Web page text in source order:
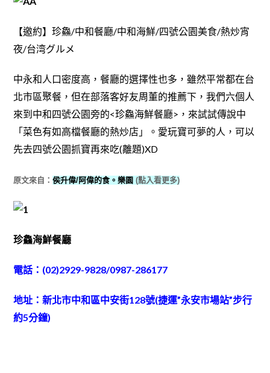
【邀約】珍鱻/中和餐廳/中和海鮮/四號公園美食/熱炒宵
夜/台湾グルメ
中永和人口密度高，餐廳的選擇性也多，雖然平常都在台
北市區聚餐，但在部落客好友周董的推薦下，我們六個人
來到中和四號公園旁的<珍鱻海鮮餐廳>，來試試傳說中
「菜色有如高檔餐廳的熱炒店」。愛玩寶可夢的人，可以
先去四號公園抓寶再來吃(離題)XD
原文來自： 侯升偉/阿偉的食。樂園 (點入看更多)
珍鱻海鮮餐廳
電話：(02)2929-9828/0987-286177
地址：新北市中和區中安街128號(捷運”永安市場站”步行
約5分鐘)